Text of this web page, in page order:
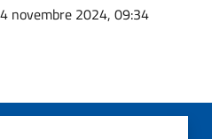
novembre 2024, 09:34